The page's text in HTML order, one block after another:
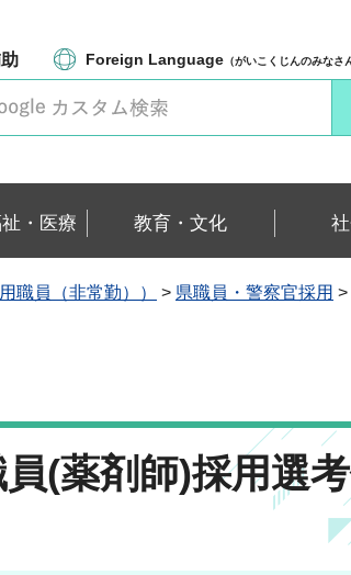
Foreign Language （がいこくじんのみなさ
・医療 教育・文化
職員（非常勤）） > 県職員・警察官採用 >
(薬剤師)採用選